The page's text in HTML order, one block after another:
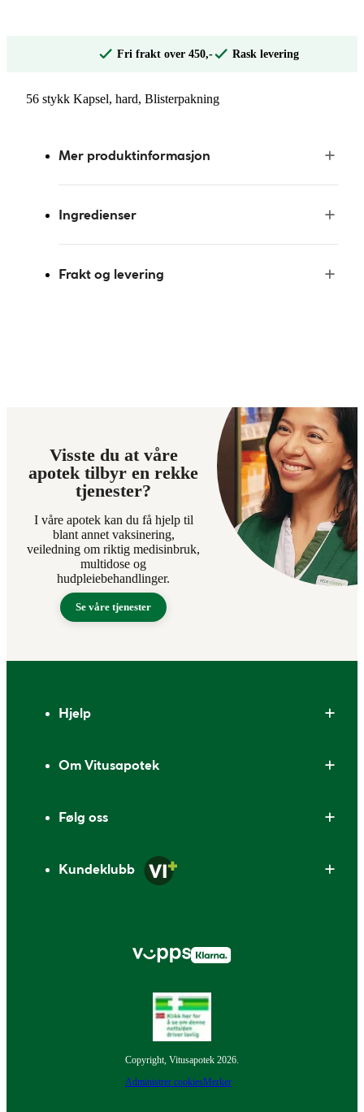
Fri frakt over 450,- Rask levering
56 stykk Kapsel, hard, Blisterpakning
Mer produktinformasjon
Ingredienser
Frakt og levering
Visste du at våre
apotek tilbyr en rekke
tjenester?
I våre apotek kan du få hjelp til
blant annet vaksinering,
veiledning om riktig medisinbruk,
multidose og
hudpleiebehandlinger.
Se våre tjenester
Hjelp
Om Vitusapotek
Følg oss
Kundeklubb
Copyright, Vitusapotek 2026.
Administrer cookiesMerker